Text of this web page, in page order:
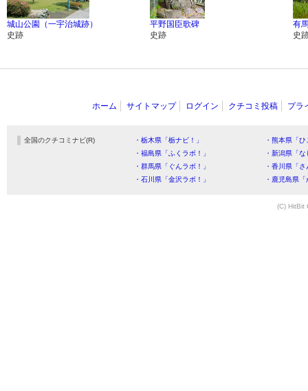
城山公園（一宇治城跡）
史跡
平野国臣歌碑
史跡
有
史
ホーム サイトマップ ログイン クチコミ投稿 プラ
全国のクチコミナビ(R) ・栃木県「栃ナビ！」
・熊本県「
・福島県「ふくラボ！」
・新潟県「
・群馬県「ぐんラボ！」
・香川県「
・石川県「金沢ラボ！」
・鹿児島県
(C) HitBit